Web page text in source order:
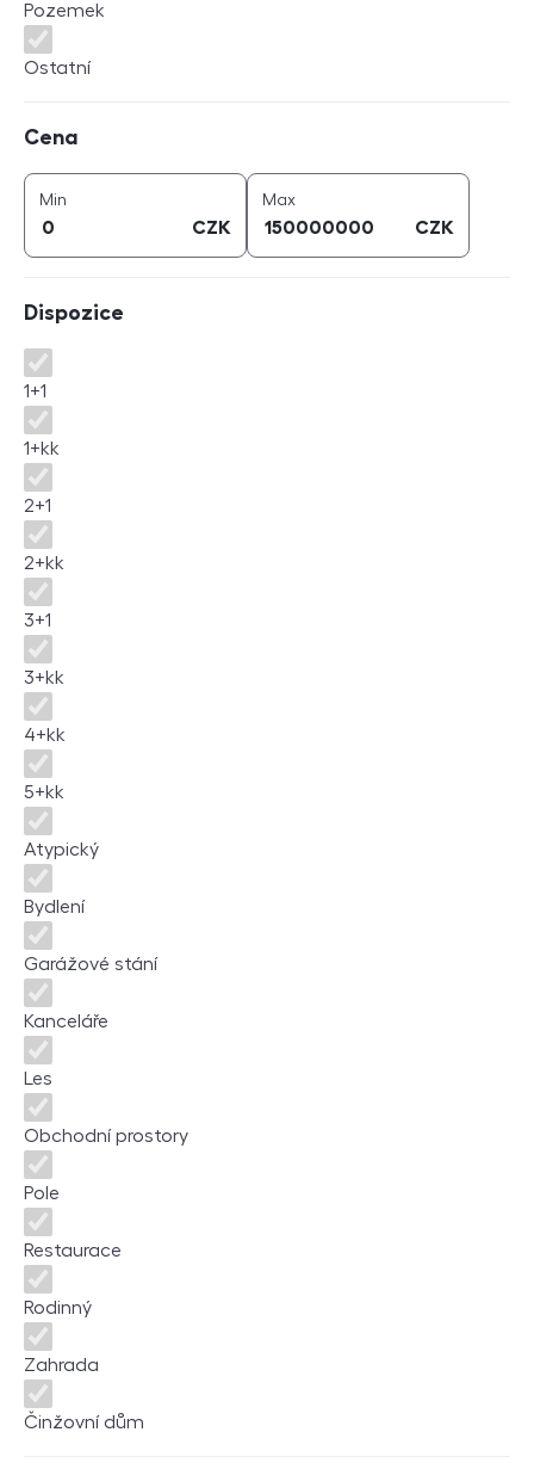
Pozemek
Ostatní
Cena
Min
CZK
Maxcena (
CZK
Dispozice
Dispozice
1+1
1+kk
2+1
2+kk
3+1
3+kk
4+kk
5+kk
Atypický
Bydlení
Garážové stání
Kanceláře
Les
Obchodní prostory
Pole
Restaurace
Rodinný
Zahrada
Činžovní dům